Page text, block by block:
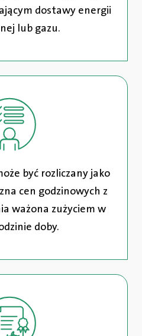
dostawy energii
lub gazu.
być rozliczany jako
cen godzinowych z
ważona zużyciem w
doby.